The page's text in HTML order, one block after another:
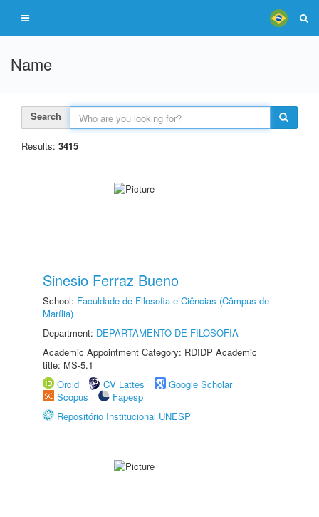
Name
Search
Results: 3415
Sinesio Ferraz Bueno
School: Faculdade de Filosofia e Ciências (Câmpus de
Marília)
Department: DEPARTAMENTO DE FILOSOFIA
Academic Appointment Category: RDIDP Academic
title: MS-5.1
Orcid
CV Lattes
Google Scholar
Scopus
Fapesp
Repositório Institucional UNESP